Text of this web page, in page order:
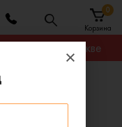
Корзина
0
оправу в Москве